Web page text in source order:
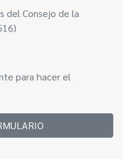
del Consejo de la
para hacer el